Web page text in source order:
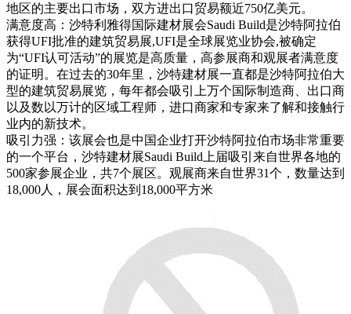
地区的主要出口市场，双方进出口贸易额近750亿美元。
满意度高：沙特利雅得国际建材展会Saudi Build是沙特阿拉伯
获得UFI批准的建筑贸易展,UFI是全球展览业协会,被确定
为“UFI认可活动”的展览是高质量，高参展商和观展者满意度
的证明。在过去的30年里，沙特建材展一直都是沙特阿拉伯大
型的建筑贸易展览，每年都会吸引上万个国际制造商、出口商
以及数以万计的区域工程师，进口商家和专家来了解和接触行
业内的新技术。
吸引力强：该展会也是中国企业打开沙特阿拉伯市场非常重要
的一个平台，沙特建材展Saudi Build上届吸引来自世界各地的
500家参展企业，共7个展区。观展商来自世界31个，数量达到
18,000人，展会面积达到18,000平方米